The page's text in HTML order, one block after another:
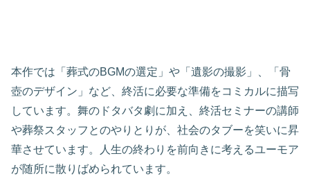
本作では「葬式のBGMの選定」や「遺影の撮影」、「骨
壺のデザイン」など、終活に必要な準備をコミカルに描写
しています。舞のドタバタ劇に加え、終活セミナーの講師
や葬祭スタッフとのやりとりが、社会のタブーを笑いに昇
華させています。人生の終わりを前向きに考えるユーモア
が随所に散りばめられています。